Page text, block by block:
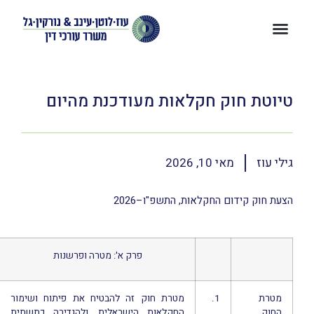
טיוטת חוק חקלאות מעודכנת מהיום
גילי עוז מאי 10, 2026
הצעת חוק קידום החקלאות, התשפ"ו–2026
פרק א': מטרה ופרשנות
מטרת
1.
מטרת חוק זה להבטיח את פיתוח ושימור